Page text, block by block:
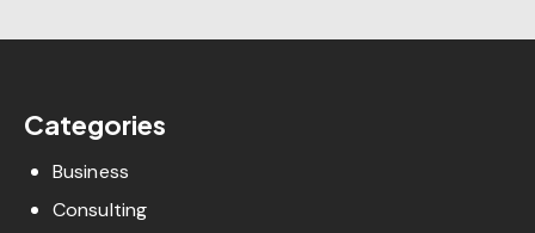
Categories
Business
Consulting